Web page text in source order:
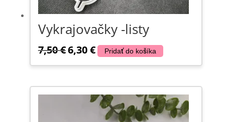
Vykrajovačky -listy
7,50€ Pôvodná
7,50 €.
6,30€Aktuálna
6,30 €.
Pridať do košíka